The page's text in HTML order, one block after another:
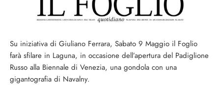
Su iniziativa di Giuliano Ferrara, Sabato 9 Maggio il Foglio
farà sfilare in Laguna, in occasione dell’apertura del Padiglione
Russo alla Biennale di Venezia, una gondola con una
gigantografia di Navalny.